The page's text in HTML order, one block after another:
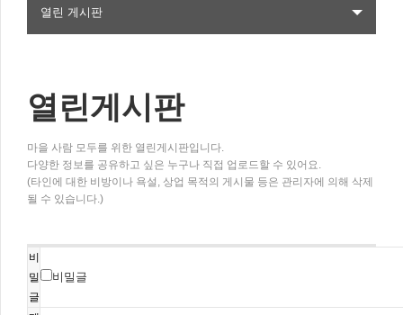
열린 게시판
열린게시판
마을 사람 모두를 위한 열린게시판입니다.
다양한 정보를 공유하고 싶은 누구나 직접 업로드할 수 있어요.
(타인에 대한 비방이나 욕설, 상업 목적의 게시물 등은 관리자에 의해 삭제
될 수 있습니다.)
비
밀
글
비밀글